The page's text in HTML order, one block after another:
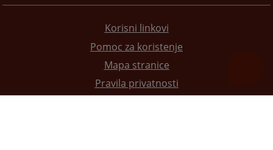
Korisni linkovi
Pomoc za koristenje
Mapa stranice
Pravila privatnosti